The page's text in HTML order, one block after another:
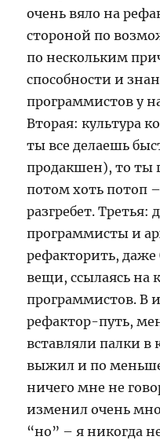
очень вяло на
стороной по
по нескольким
способности и
программистов у
Вторая: культура
ты все делаешь
продакшен), то ты
потом хоть потоп
разгребет. Третья:
программисты и
рефакторить,
вещи, ссылаясь на
программистов. В
рефактор-путь,
вставляли палки в
выжил и по
ничего мне не
изменил очень
“но” – я никогда